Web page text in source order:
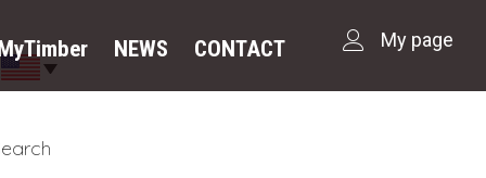
NEWS CONTACT My page